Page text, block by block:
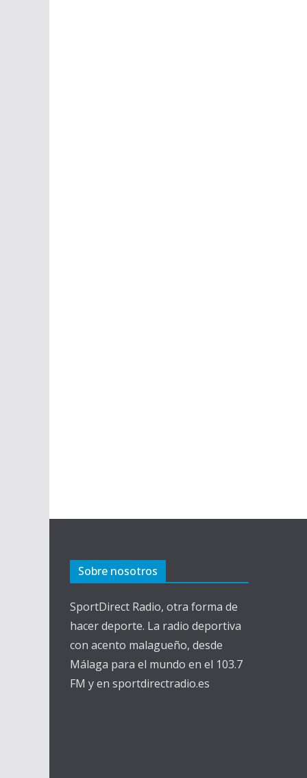
Sobre nosotros
SportDirect Radio, otra forma de
hacer deporte. La radio deportiva
con acento malagueño, desde
Málaga para el mundo en el 103.7
FM y en sportdirectradio.es